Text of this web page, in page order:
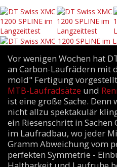
Vor wenigen Wochen hat
an Carbon-Laufrädern mit
mold" Fertigung
MTB-Laufradsätze und
ist eine große Sache.
nicht allzu spektakulär
ein Riesenschritt in
im Laufradbau, wo jeder
Gramm Abweichung vom
perfekten Symmetrie -